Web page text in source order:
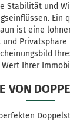
Stabilität und
Ein
ist eine
Ihrer
VON